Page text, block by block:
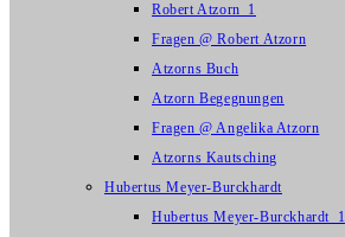
Robert Atzorn_1
Fragen @ Robert Atzorn
Atzorns Buch
Atzorn Begegnungen
Fragen @ Angelika Atzorn
Atzorns Kautsching
Hubertus Meyer-Burckhardt
Hubertus Meyer-Burckhardt_1